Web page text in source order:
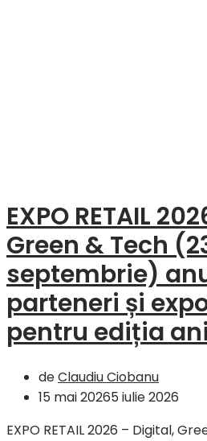
EXPO RETAIL
Green & Tech
septembrie)
parteneri și
pentru ediția
deClaudiu Ciobanu
15 mai 20265 iulie 2026
EXPO RETAIL 2026 – Digital,